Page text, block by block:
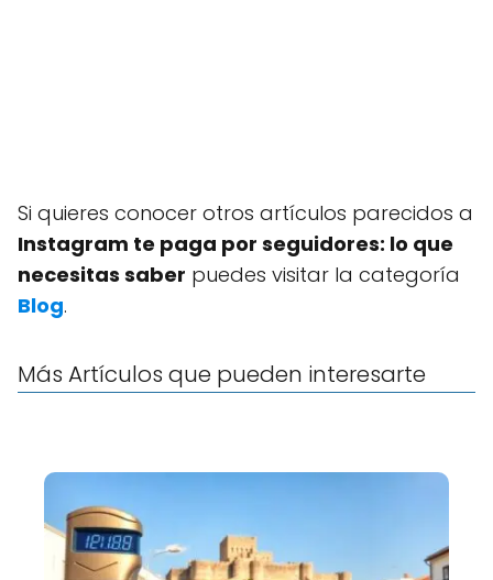
Si quieres conocer otros artículos parecidos a
Instagram te paga por seguidores: lo que
necesitas saber puedes visitar la categoría
Blog.
Más Artículos que pueden interesarte